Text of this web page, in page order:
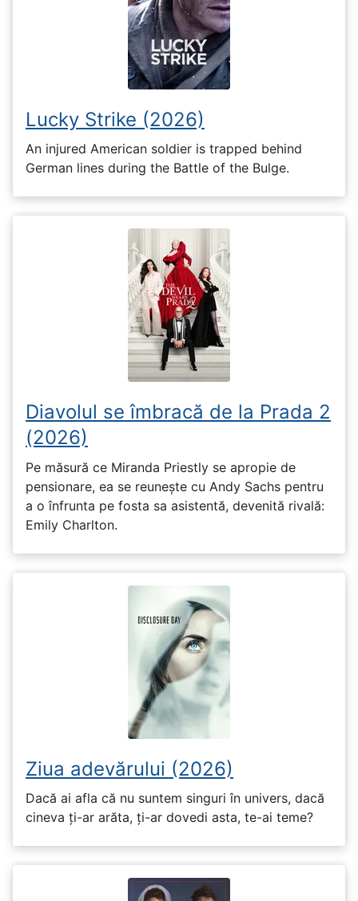
Lucky Strike (2026)
An injured American soldier is trapped behind
German lines during the Battle of the Bulge.
Diavolul se îmbracă de la Prada 2
(2026)
Pe măsură ce Miranda Priestly se apropie de
pensionare, ea se reunește cu Andy Sachs pentru
a o înfrunta pe fosta sa asistentă, devenită rivală:
Emily Charlton.
Ziua adevărului (2026)
Dacă ai afla că nu suntem singuri în univers, dacă
cineva ți-ar arăta, ți-ar dovedi asta, te-ai teme?